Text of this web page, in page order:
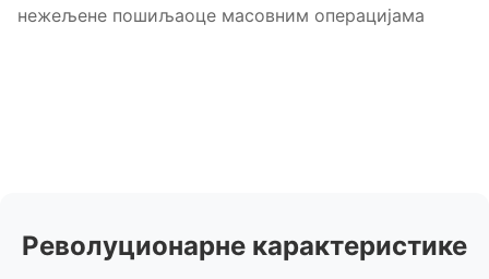
нежељене пошиљаоце масовним операцијама
Револуционарне карактеристике